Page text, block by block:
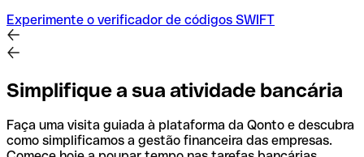
Experimente o verificador de códigos SWIFT
Simplifique a sua atividade bancária
Faça uma visita guiada à plataforma da Qonto e descubra
como simplificamos a gestão financeira das empresas.